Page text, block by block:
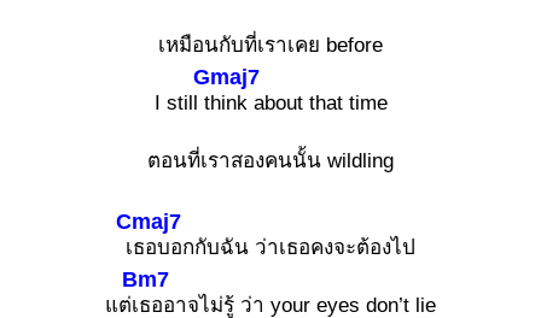
เหมือนกับที่เราเคย before
I still t
Gmaj7
hink about that time
ตอนที่เราสองคนนั้น wildling
เ
Cmaj7
ธอบอกกับฉัน ว่าเธอคงจะต้องไป
แต่เ
Bm7
ธออาจไม่รู้ ว่า your eyes don’t lie